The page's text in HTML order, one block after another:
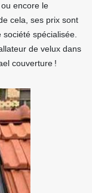
encore le
cela, ses prix sont
spécialisée.
de velux dans
couverture !